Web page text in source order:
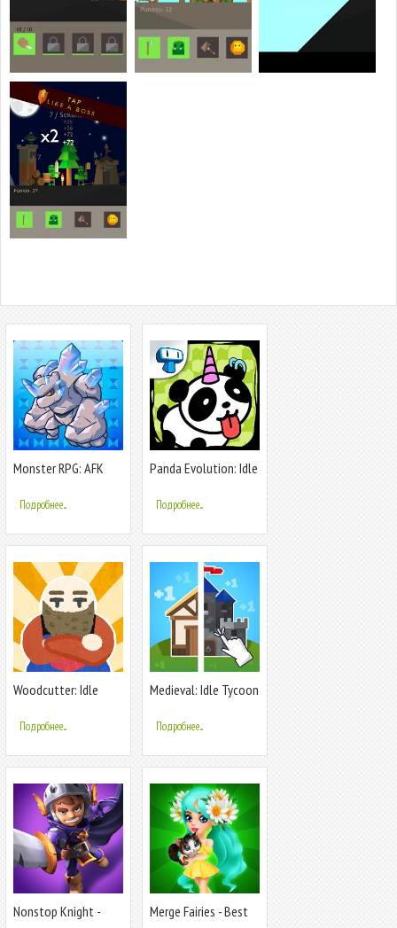
Monster RPG: AFK
Подробнее...
Panda Evolution: Idle
Подробнее...
Woodcutter: Idle
Подробнее...
Medieval: Idle Tycoon
Game
Подробнее...
Nonstop Knight -
Merge Fairies - Best